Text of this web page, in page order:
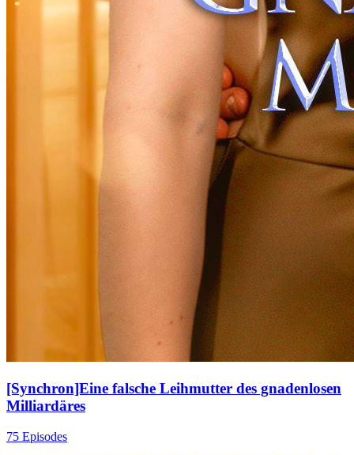
[Synchron]Eine falsche Leihmutter des gnadenlosen
Milliardäres
75 Episodes